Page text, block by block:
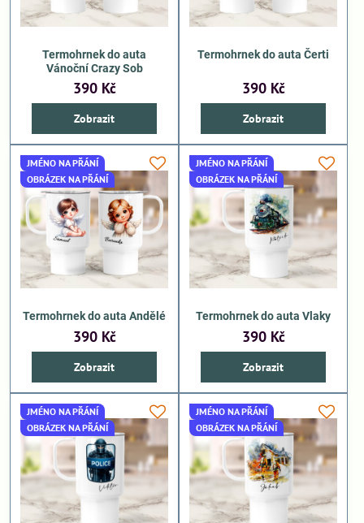
Termohrnek do auta
Vánoční Crazy Sob
390 Kč
Zobrazit
Termohrnek do auta Čerti
390 Kč
Zobrazit
JMÉNO NA PŘÁNÍ
OBRÁZEK NA PŘÁNÍ
Termohrnek do auta Andělé
390 Kč
Zobrazit
JMÉNO NA PŘÁNÍ
OBRÁZEK NA PŘÁNÍ
Termohrnek do auta Vlaky
390 Kč
Zobrazit
JMÉNO NA PŘÁNÍ
OBRÁZEK NA PŘÁNÍ
JMÉNO NA PŘÁNÍ
OBRÁZEK NA PŘÁNÍ